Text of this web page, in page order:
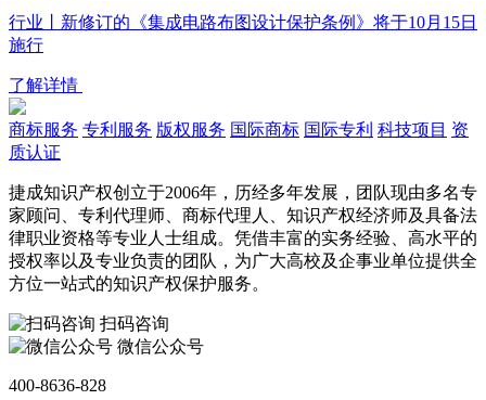
行业丨新修订的《集成电路布图设计保护条例》将于10月15日
施行
了解详情
商标服务 专利服务 版权服务 国际商标 国际专利 科技项目 资
质认证
捷成知识产权创立于2006年，历经多年发展，团队现由多名专
家顾问、专利代理师、商标代理人、知识产权经济师及具备法
律职业资格等专业人士组成。凭借丰富的实务经验、高水平的
授权率以及专业负责的团队，为广大高校及企事业单位提供全
方位一站式的知识产权保护服务。
扫码咨询
微信公众号
400-8636-828